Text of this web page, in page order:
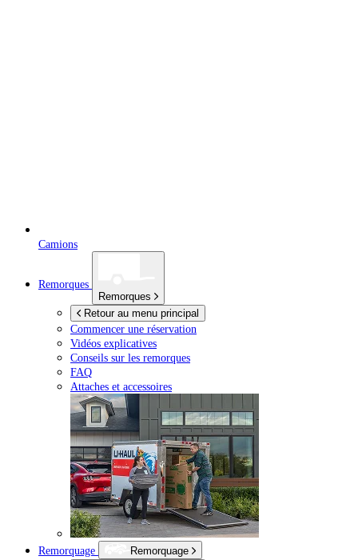
Camions
Remorques
Remorques
Retour au menu principal
Commencer une réservation
Vidéos explicatives
Conseils sur les remorques
FAQ
Attaches et accessoires
Remorquage
Remorquage